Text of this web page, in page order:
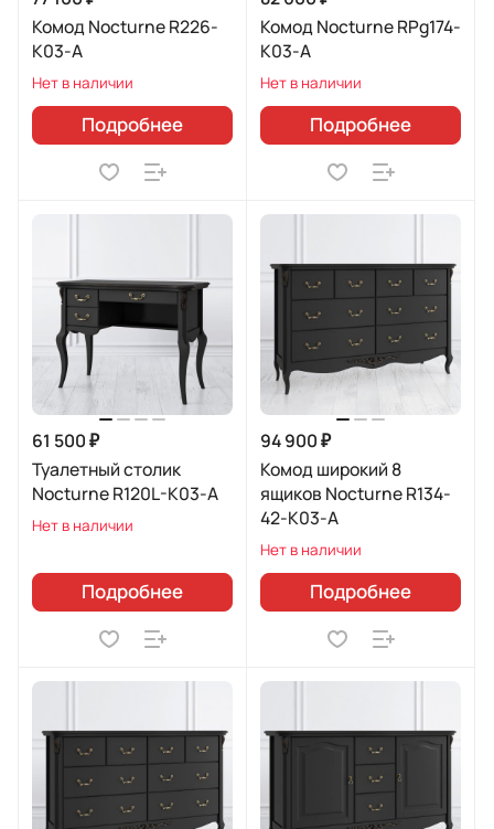
Комод Nocturne R226-
K03-A
Нет в наличии
Подробнее
Комод Nocturne RPg174-
K03-A
Нет в наличии
Подробнее
61 500 ₽
Туалетный столик
Nocturne R120L-K03-A
Нет в наличии
Подробнее
94 900 ₽
Комод широкий 8
ящиков Nocturne R134-
42-K03-A
Нет в наличии
Подробнее